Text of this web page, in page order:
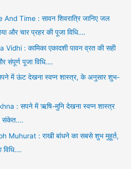
Time : सावन शिवरात्रि जानिए जल
और चार प्रहर की पूजा विधि….
: कामिका एकादशी पावन व्रत की सही
संपूर्ण पूजा विधि….
में ऊंट देखना स्वप्न शास्त्र, के अनुसार शुभ-
: सपने में ऋषि-मुनि देखना स्वप्न शास्त्र
संकेत….
Muhurat : राखी बांधने का सबसे शुभ मुहूर्त,
विधि….